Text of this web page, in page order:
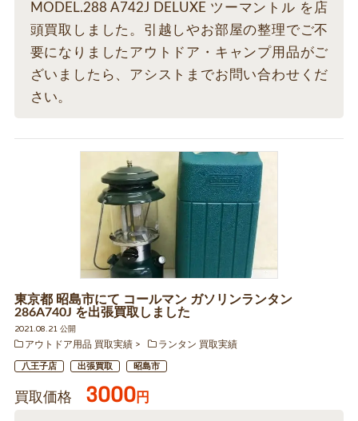
MODEL.288 A742J DELUXE ツーマントル を店
頭買取しました。引越しやお部屋の整理でご不
要になりましたアウトドア・キャンプ用品がご
ざいましたら、アシストまでお問い合わせくだ
さい。
東京都 昭島市にて コールマン ガソリンランタン
286A740J を出張買取しました
2021.08.21 公開
アウトドア用品 買取実績
ランタン 買取実績
八王子店 出張買取 昭島市
買取価格 3000円